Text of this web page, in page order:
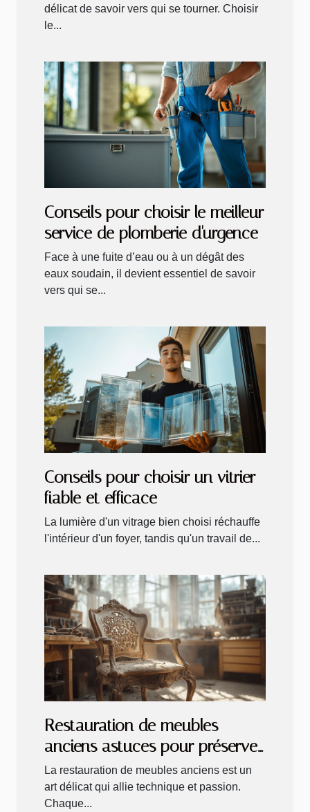
délicat de savoir vers qui se tourner. Choisir
le...
Conseils pour choisir le meilleur
service de plomberie d'urgence
Face à une fuite d’eau ou à un dégât des
eaux soudain, il devient essentiel de savoir
vers qui se...
Conseils pour choisir un vitrier
fiable et efficace
La lumière d'un vitrage bien choisi réchauffe
l'intérieur d'un foyer, tandis qu'un travail de...
Restauration de meubles
anciens astuces pour préserver
le charme d'époque
La restauration de meubles anciens est un
art délicat qui allie technique et passion.
Chaque...